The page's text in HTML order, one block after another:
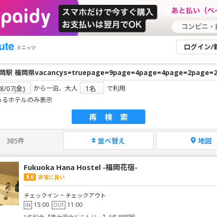
ミニッツ ログイン/
から一泊、大人
で利用
るホテルのみ表示
再検索
385件 並べ替え 地図
Fukuoka Hana Hostel -福岡花宿-
8.6 非常に良い
チェックイン ~ チェックアウト
IN 15:00 OUT 11:00